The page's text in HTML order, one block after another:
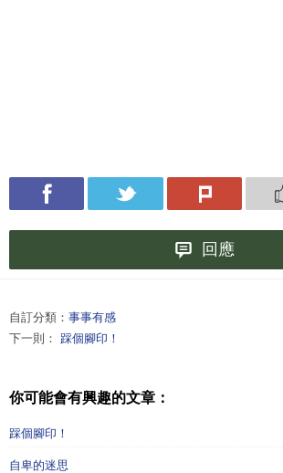
回應
自訂分類： 事事有感
下一則： 踩個腳印！
你可能會有興趣的文章：
踩個腳印！
自卑的迷思